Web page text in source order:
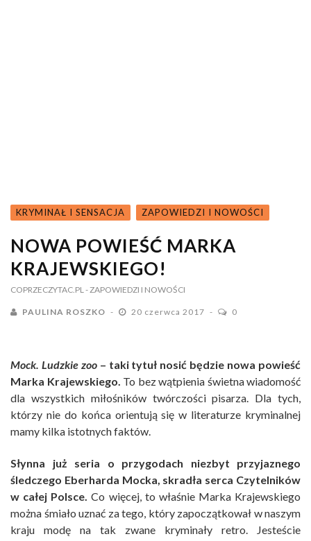
KRYMINAŁ I SENSACJA ZAPOWIEDZI I NOWOŚCI
NOWA POWIEŚĆ MARKA
KRAJEWSKIEGO!
COPRZECZYTAC.PL - ZAPOWIEDZI I NOWOŚCI
PAULINA ROSZKO 20 czerwca 2017 0
Mock. Ludzkie zoo– taki tytuł nosić będzie nowa powieść
Marka Krajewskiego. To bez wątpienia świetna wiadomość
dla wszystkich miłośników twórczości pisarza. Dla tych,
którzy nie do końca orientują się w literaturze kryminalnej
mamy kilka istotnych faktów.
Słynna już seria o przygodach niezbyt przyjaznego
śledczego Eberharda Mocka, skradła serca Czytelników
w całej Polsce. Co więcej, to właśnie Marka Krajewskiego
można śmiało uznać za tego, który zapoczątkował w naszym
kraju modę na tak zwane kryminały retro. Jesteście